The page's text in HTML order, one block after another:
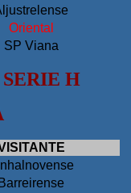
Oriental
SP Viana
H
Barreirense